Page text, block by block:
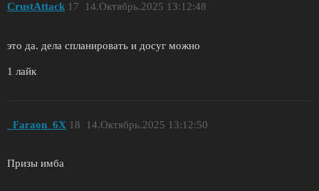
CrustAttack 14.Октябрь.2025 13:12:48
17
это да. дела спланировать и досуг можно
1 лайк
_Faraon_6X 14.Октябрь.2025 13:12:50
18
Призы имба